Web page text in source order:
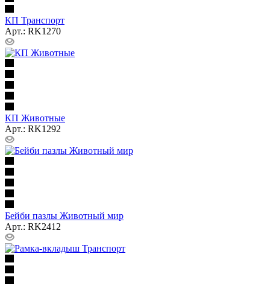
КП Транспорт
Арт.: RK1270
КП Животные
Арт.: RK1292
Бейби пазлы Животный мир
Арт.: RK2412